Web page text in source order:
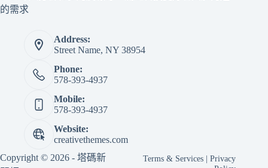
的需求
Address:
Street Name, NY 38954
Phone:
578-393-4937
Mobile:
578-393-4937
Website:
creativethemes.com
Copyright © 2026 - 塔碼新
Terms & Services |Privacy